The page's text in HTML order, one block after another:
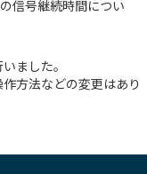
信号継続時間につい
ました。
方法などの変更はあり